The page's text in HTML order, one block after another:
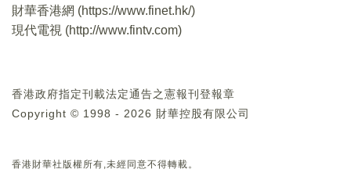
財華香港網 (https://www.finet.hk/)
現代電視 (http://www.fintv.com)
香港政府指定刊載法定通告之憲報刊登報章
Copyright © 1998 - 2026 財華控股有限公司
香港財華社版權所有,未經同意不得轉載。